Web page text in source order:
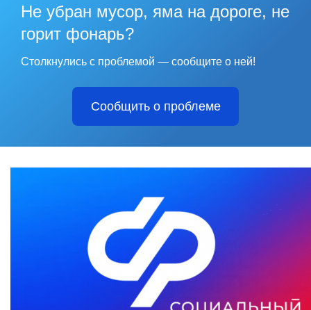
Не убран мусор, яма на дороге, не
горит фонарь?
Столкнулись с проблемой — сообщите о ней!
Сообщить о проблеме